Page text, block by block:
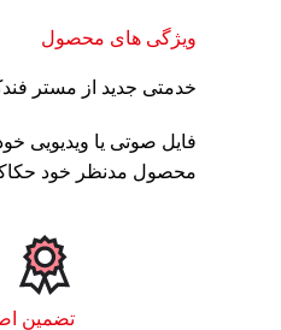
ویژگی های محصول
خدمتی جدید از مستر
محصول مدنظر خود
تضمین